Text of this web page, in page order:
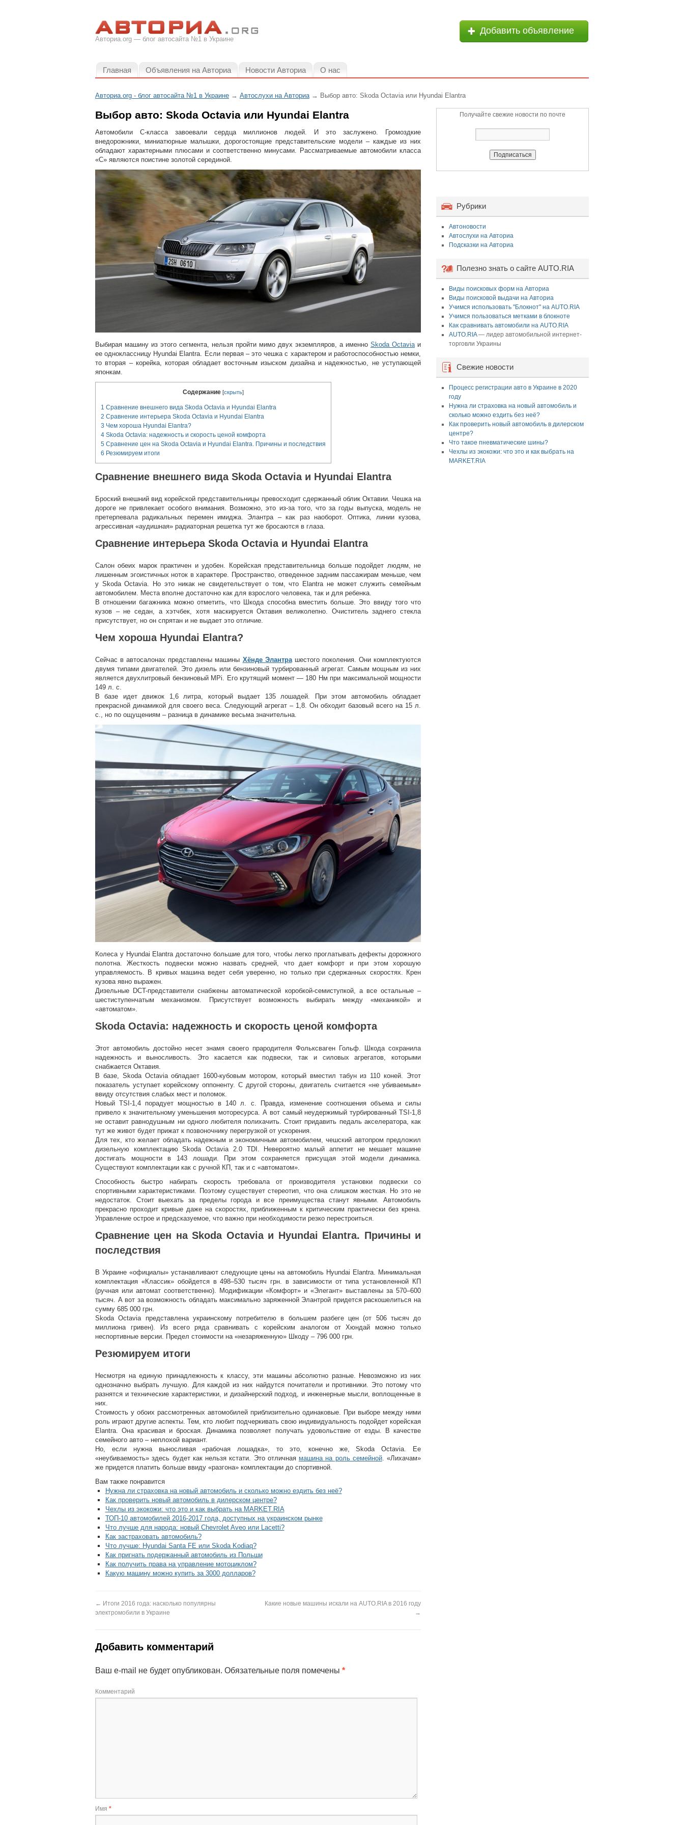
Авториа.org — блог автосайта №1 в Украине
Добавить объявление
Главная Объявления на Авториа Новости Авториа О нас
Авториа.org - блог автосайта №1 в Украине → Автослухи на Авториа→ Выбор авто: Skoda Octavia или Hyundai Elantra
Выбор авто: Skoda Octavia или Hyundai Elantra
Автомобили С-класса завоевали сердца миллионов людей. И это заслужено. Громоздкие
внедорожники, миниатюрные малышки, дорогостоящие представительские модели – каждые из них
обладают характерными плюсами и соответственно минусами. Рассматриваемые автомобили класса
«С» являются поистине золотой серединой.
Выбирая машину из этого сегмента, нельзя пройти мимо двух экземпляров, а именно Skoda Octaviaи
ее одноклассницу Hyundai Elantra. Если первая – это чешка с характером и работоспособностью немки,
то вторая – корейка, которая обладает восточным изыском дизайна и надежностью, не уступающей
японкам.
Содержание [скрыть]
1 Сравнение внешнего вида Skoda Octavia и Hyundai Elantra
2 Сравнение интерьера Skoda Octavia и Hyundai Elantra
3 Чем хороша Hyundai Elantra?
4 Skoda Octavia: надежность и скорость ценой комфорта
5 Сравнение цен на Skoda Octavia и Hyundai Elantra. Причины и последствия
6 Резюмируем итоги
Сравнение внешнего вида Skoda Octavia и Hyundai Elantra
Броский внешний вид корейской представительницы превосходит сдержанный облик Октавии. Чешка на
дороге не привлекает особого внимания. Возможно, это из-за того, что за годы выпуска, модель не
претерпевала радикальных перемен имиджа. Элантра – как раз наоборот. Оптика, линии кузова,
агрессивная «аудишная» радиаторная решетка тут же бросаются в глаза.
Сравнение интерьера Skoda Octavia и Hyundai Elantra
Салон обеих марок практичен и удобен. Корейская представительница больше подойдет людям, не
лишенным эгоистичных ноток в характере. Пространство, отведенное задним пассажирам меньше, чем
у Skoda Octavia. Но это никак не свидетельствует о том, что Elantra не может служить семейным
автомобилем. Места вполне достаточно как для взрослого человека, так и для ребенка.
В отношении багажника можно отметить, что Шкода способна вместить больше. Это ввиду того что
кузов – не седан, а хэтчбек, хотя маскируется Октавия великолепно. Очиститель заднего стекла
присутствует, но он спрятан и не выдает это отличие.
Чем хороша Hyundai Elantra?
Сейчас в автосалонах представлены машины Хёнде Элантрашестого поколения. Они комплектуются
двумя типами двигателей. Это дизель или бензиновый турбированный агрегат. Самым мощным из них
является двухлитровый бензиновый MPi. Его крутящий момент — 180 Нм при максимальной мощности
149 л. с.
В базе идет движок 1,6 литра, который выдает 135 лошадей. При этом автомобиль обладает
прекрасной динамикой для своего веса. Следующий агрегат – 1,8. Он обходит базовый всего на 15 л.
с., но по ощущениям – разница в динамике весьма значительна.
Колеса у Hyundai Elantra достаточно большие для того, чтобы легко проглатывать дефекты дорожного
полотна. Жесткость подвески можно назвать средней, что дает комфорт и при этом хорошую
управляемость. В кривых машина ведет себя уверенно, но только при сдержанных скоростях. Крен
кузова явно выражен.
Дизельные DCT-представители снабжены автоматической коробкой-семиступкой, а все остальные –
шестиступенчатым механизмом. Присутствует возможность выбирать между «механикой» и
«автоматом».
Skoda Octavia: надежность и скорость ценой комфорта
Этот автомобиль достойно несет знамя своего прародителя Фольксваген Гольф. Шкода сохранила
надежность и выносливость. Это касается как подвески, так и силовых агрегатов, которыми
снабжается Октавия.
В базе, Skoda Octavia обладает 1600-кубовым мотором, который вместил табун из 110 коней. Этот
показатель уступает корейскому оппоненту. С другой стороны, двигатель считается «не убиваемым»
ввиду отсутствия слабых мест и поломок.
Новый TSI-1,4 порадует мощностью в 140 л. с. Правда, изменение соотношения объема и силы
привело к значительному уменьшения моторесурса. А вот самый неудержимый турбированный TSI-1,8
не оставит равнодушным ни одного любителя полихачить. Стоит придавить педаль акселератора, как
тут же живот будет прижат к позвоночнику перегрузкой от ускорения.
Для тех, кто желает обладать надежным и экономичным автомобилем, чешский автопром предложил
дизельную комплектацию Skoda Octavia 2.0 TDI. Невероятно малый аппетит не мешает машине
достигать мощности в 143 лошади. При этом сохраняется присущая этой модели динамика.
Существуют комплектации как с ручной КП, так и с «автоматом».
Способность быстро набирать скорость требовала от производителя установки подвески со
спортивными характеристиками. Поэтому существует стереотип, что она слишком жесткая. Но это не
недостаток. Стоит выехать за пределы города и все преимущества станут явными. Автомобиль
прекрасно проходит кривые даже на скоростях, приближенным к критическим практически без крена.
Управление острое и предсказуемое, что важно при необходимости резко перестроиться.
Сравнение цен на Skoda Octavia и Hyundai Elantra. Причины и
последствия
В Украине «официалы» устанавливают следующие цены на автомобиль Hyundai Elantra. Минимальная
комплектация «Классик» обойдется в 498–530 тысяч грн. в зависимости от типа установленной КП
(ручная или автомат соответственно). Модификации «Комфорт» и «Элегант» выставлены за 570–600
тысяч. А вот за возможность обладать максимально заряженной Элантрой придется раскошелиться на
сумму 685 000 грн.
Skoda Octavia представлена украинскому потребителю в большем разбеге цен (от 506 тысяч до
миллиона гривен). Из всего ряда сравнивать с корейским аналогом от Хюндай можно только
неспортивные версии. Предел стоимости на «незаряженную» Шкоду – 796 000 грн.
Резюмируем итоги
Несмотря на единую принадлежность к классу, эти машины абсолютно разные. Невозможно из них
однозначно выбрать лучшую. Для каждой из них найдутся почитатели и противники. Это потому что
разнятся и технические характеристики, и дизайнерский подход, и инженерные мысли, воплощенные в
них.
Стоимость у обоих рассмотренных автомобилей приблизительно одинаковые. При выборе между ними
роль играют другие аспекты. Тем, кто любит подчеркивать свою индивидуальность подойдет корейская
Elantra. Она красивая и броская. Динамика позволяет получать удовольствие от езды. В качестве
семейного авто – неплохой вариант.
Но, если нужна выносливая «рабочая лошадка», то это, конечно же, Skoda Octavia. Ее
«неубиваемость» здесь будет как нельзя кстати. Это отличная машина на роль семейной. «Лихачам»
же придется платить больше ввиду «разгона» комплектации до спортивной.
Вам также понравится
Нужна ли страховка на новый автомобиль и сколько можно ездить без неё?
Как проверить новый автомобиль в дилерском центре?
Чехлы из экокожи: что это и как выбрать на MARKET.RIA
ТОП-10 автомобилей 2016-2017 года, доступных на украинском рынке
Что лучше для народа: новый Chevrolet Aveo или Lacetti?
Как застраховать автомобиль?
Что лучше: Hyundai Santa FE или Skoda Kodiaq?
Как пригнать подержанный автомобиль из Польши
Как получить права на управление мотоциклом?
Какую машину можно купить за 3000 долларов?
← Итоги 2016 года: насколько популярны
электромобили в Украине
Какие новые машины искали на AUTO.RIA в 2016 году
→
Добавить комментарий
Ваш e-mail не будет опубликован. Обязательные поля помечены *
Комментарий
Имя *
Получайте свежие новости по почте
Рубрики
Автоновости
Автослухи на Авториа
Подсказки на Авториа
Полезно знать о сайте AUTO.RIA
Виды поисковых форм на Авториа
Виды поисковой выдачи на Авториа
Учимся использовать "Блокнот" на AUTO.RIA
Учимся пользоваться метками в блокноте
Как сравнивать автомобили на AUTO.RIA
AUTO.RIA— лидер автомобильной интернет-
торговли Украины
Свежие новости
Процесс регистрации авто в Украине в 2020
году
Нужна ли страховка на новый автомобиль и
сколько можно ездить без неё?
Как проверить новый автомобиль в дилерском
центре?
Что такое пневматические шины?
Чехлы из экокожи: что это и как выбрать на
MARKET.RIA